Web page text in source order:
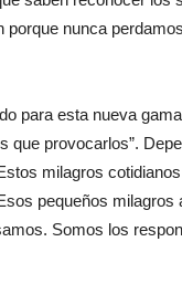
porque nunca
para esta nueva
provocarlos”.
milagros
pequeños
Somos los